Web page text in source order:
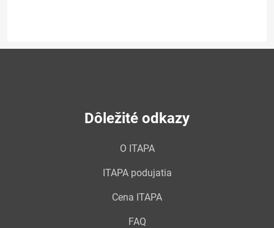
Dôležité odkazy
O ITAPA
ITAPA podujatia
Cena ITAPA
FAQ